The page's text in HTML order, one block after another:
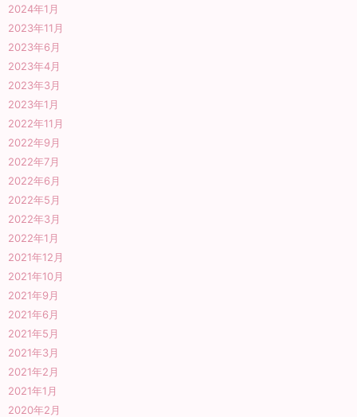
2024年1月
2023年11月
2023年6月
2023年4月
2023年3月
2023年1月
2022年11月
2022年9月
2022年7月
2022年6月
2022年5月
2022年3月
2022年1月
2021年12月
2021年10月
2021年9月
2021年6月
2021年5月
2021年3月
2021年2月
2021年1月
2020年2月